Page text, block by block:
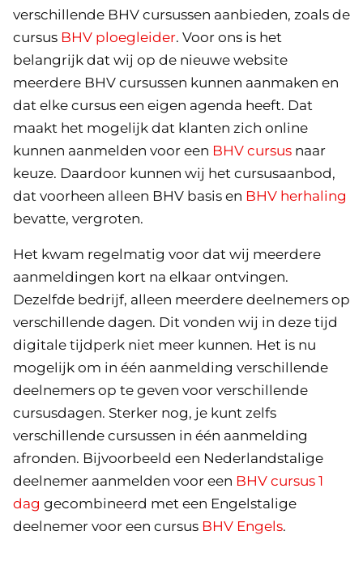
verschillende BHV cursussen aanbieden, zoals de
cursus BHV ploegleider. Voor ons is het
belangrijk dat wij op de nieuwe website
meerdere BHV cursussen kunnen aanmaken en
dat elke cursus een eigen agenda heeft. Dat
maakt het mogelijk dat klanten zich online
kunnen aanmelden voor een BHV cursus naar
keuze. Daardoor kunnen wij het cursusaanbod,
dat voorheen alleen BHV basis en BHV herhaling
bevatte, vergroten.
Het kwam regelmatig voor dat wij meerdere
aanmeldingen kort na elkaar ontvingen.
Dezelfde bedrijf, alleen meerdere deelnemers op
verschillende dagen. Dit vonden wij in deze tijd
digitale tijdperk niet meer kunnen. Het is nu
mogelijk om in één aanmelding verschillende
deelnemers op te geven voor verschillende
cursusdagen. Sterker nog, je kunt zelfs
verschillende cursussen in één aanmelding
afronden. Bijvoorbeeld een Nederlandstalige
deelnemer aanmelden voor een BHV cursus 1
dag gecombineerd met een Engelstalige
deelnemer voor een cursus BHV Engels.